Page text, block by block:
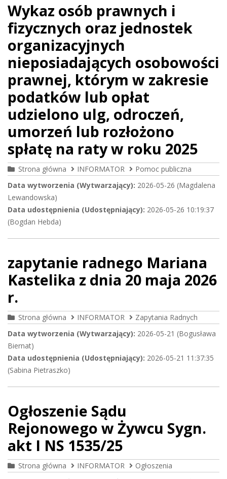
Wykaz osób prawnych i
fizycznych oraz jednostek
organizacyjnych
nieposiadających osobowości
prawnej, którym w zakresie
podatków lub opłat
udzielono ulg, odroczeń,
umorzeń lub rozłożono
spłatę na raty w roku 2025
Strona główna INFORMATOR
Pomoc publiczna
Data wytworzenia (Wytwarzający): 2026-05-26 (Magdalena
Lewandowska)
Data udostępnienia (Udostępniający): 2026-05-26 10:19:37
(Bogdan Hebda)
zapytanie radnego Mariana
Kastelika z dnia 20 maja 2026
r.
Strona główna INFORMATOR
Zapytania Radnych
Data wytworzenia (Wytwarzający): 2026-05-21 (Bogusława
Biernat)
Data udostępnienia (Udostępniający): 2026-05-21 11:37:35
(Sabina Pietraszko)
Ogłoszenie Sądu
Rejonowego w Żywcu Sygn.
akt I NS 1535/25
Strona główna INFORMATOR
Ogłoszenia